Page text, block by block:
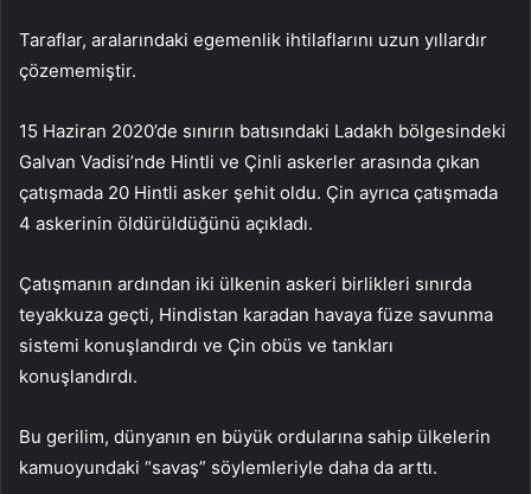
Taraflar, aralarındaki egemenlik ihtilaflarını uzun yıllardır
çözememiştir.
15 Haziran 2020’de sınırın batısındaki Ladakh bölgesindeki
Galvan Vadisi’nde Hintli ve Çinli askerler arasında çıkan
çatışmada 20 Hintli asker şehit oldu. Çin ayrıca çatışmada
4 askerinin öldürüldüğünü açıkladı.
Çatışmanın ardından iki ülkenin askeri birlikleri sınırda
teyakkuza geçti, Hindistan karadan havaya füze savunma
sistemi konuşlandırdı ve Çin obüs ve tankları
konuşlandırdı.
Bu gerilim, dünyanın en büyük ordularına sahip ülkelerin
kamuoyundaki “savaş” söylemleriyle daha da arttı.